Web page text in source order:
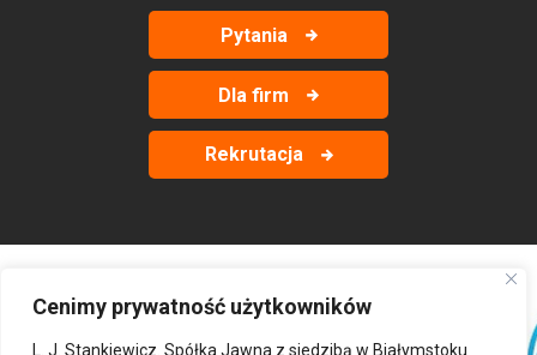
Cenimy prywatność użytkowników
L. J. Stankiewicz. Spółka Jawna z siedzibą w Białymstoku
Pytania
Dla firm
Rekrutacja